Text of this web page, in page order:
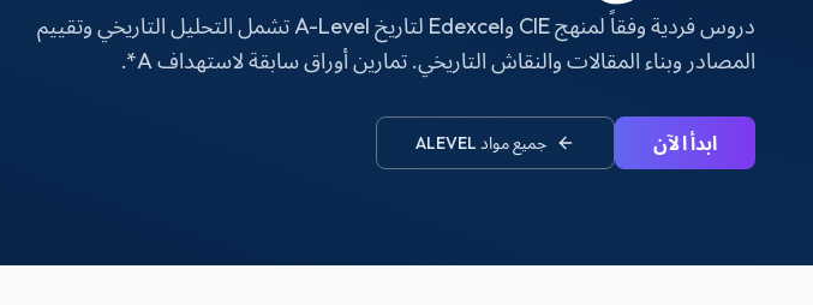
دروس فردية وفقاً لمنهج CIE وEdexcel لتاريخ A-Level تشمل التحليل التاريخي وتقييم
المصادر وبناء المقالات والنقاش التاريخي. تمارين أوراق سابقة لاستهداف A*.
ابدأ الآن جميع مواد ALEVEL